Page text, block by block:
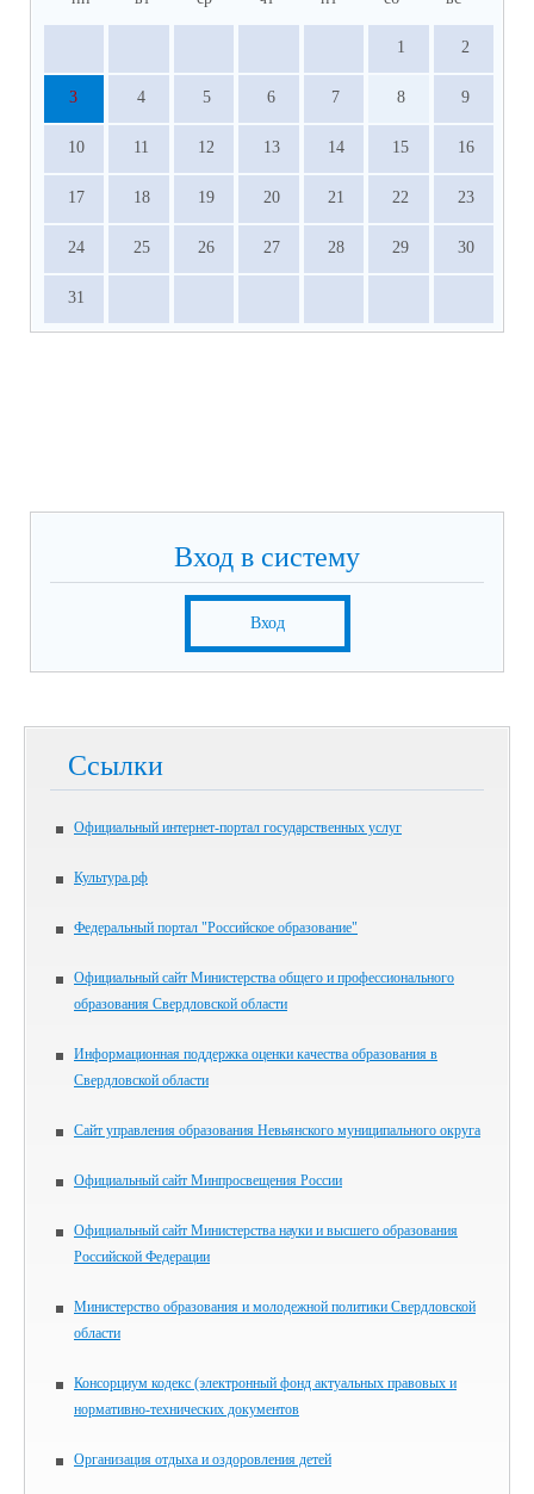
1 2
3 4 5 6 7 8 9
10 11 12 13 14 15 16
17 18 19 20 21 22 23
24 25 26 27 28 29 30
31
Вход в систему
Вход
Ссылки
Официальный интернет-портал государственных услуг
Культура.рф
Федеральный портал "Российское образование"
Официальный сайт Министерства общего и профессионального
образования Свердловской области
Информационная поддержка оценки качества образования в
Свердловской области
Сайт управления образования Невьянского муниципального округа
Официальный сайт Минпросвещения России
Официальный сайт Министерства науки и высшего образования
Российской Федерации
Министерство образования и молодежной политики Свердловской
области
Консорциум кодекс (электронный фонд актуальных правовых и
нормативно-технических документов
Организация отдыха и оздоровления детей